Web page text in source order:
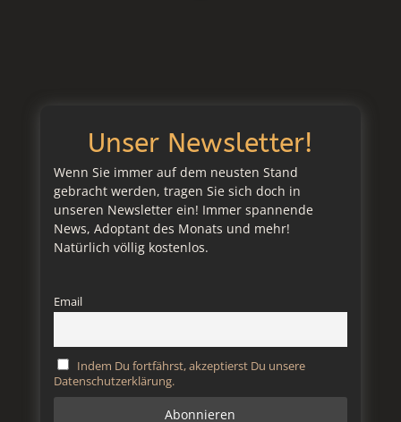
Unser Newsletter!
Wenn Sie immer auf dem neusten Stand
gebracht werden, tragen Sie sich doch in
unseren Newsletter ein! Immer spannende
News, Adoptant des Monats und mehr!
Natürlich völlig kostenlos.
Email
Indem Du fortfährst, akzeptierst Du unsere
Datenschutzerklärung.